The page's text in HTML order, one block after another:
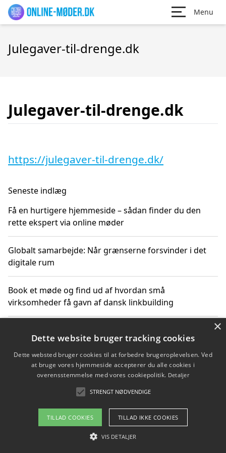
Menu
Julegaver-til-drenge.dk
Julegaver-til-drenge.dk
https://julegaver-til-drenge.dk/
Seneste indlæg
Få en hurtigere hjemmeside – sådan finder du den
rette ekspert via online møder
Globalt samarbejde: Når grænserne forsvinder i det
digitale rum
Book et møde og find ud af hvordan små
virksomheder få gavn af dansk linkbuilding
får du indgår et samarbejde
Hold et møde med en WordPress ekspert og vælg den
mest professionelle til at vedligeholde din løsning
Copyright 2026 - Pilanto Aps
Om / kontakt
×
Dette website bruger tracking cookies
Dette websted bruger cookies til at forbedre brugeroplevelsen. Ved
at bruge vores hjemmeside accepterer du alle cookies i
overensstemmelse med vores cookiepolitik. Detaljer
STRENGT NØDVENDIGE
TILLAD COOKIES TILLAD IKKE COOKIES
VIS DETALJER